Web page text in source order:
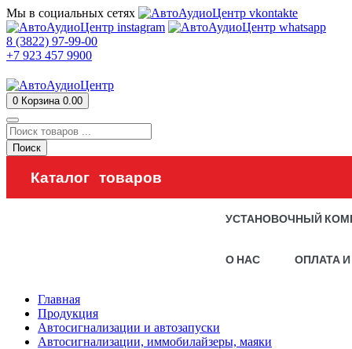
Мы в социальных сетях
8 (3822) 97-99-00
+7 923 457 9900
0 Корзина 0.00
Поиск
Каталог товаров
УСТАНОВОЧНЫЙ
О НАС ОПЛАТА
Главная
Продукция
Автосигнализации и автозапуски
Автосигнализации, иммобилайзеры, маяки